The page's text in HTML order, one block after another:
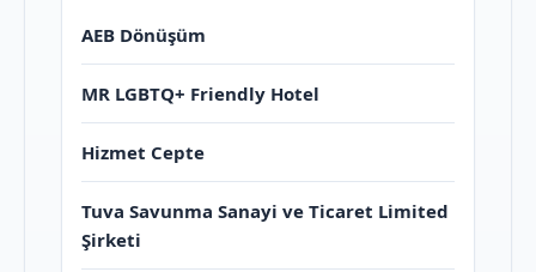
AEB Dönüşüm
MR LGBTQ+ Friendly Hotel
Hizmet Cepte
Tuva Savunma Sanayi ve Ticaret Limited
Şirketi